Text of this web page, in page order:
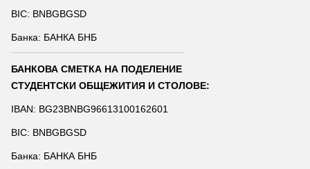
BIC: BNBGBGSD
Банка: БАНКА БНБ
БАНКОВА СМЕТКА НА ПОДЕЛЕНИЕ
СТУДЕНТСКИ ОБЩЕЖИТИЯ И СТОЛОВЕ:
IBAN: BG23BNBG96613100162601
BIC: BNBGBGSD
Банка: БАНКА БНБ